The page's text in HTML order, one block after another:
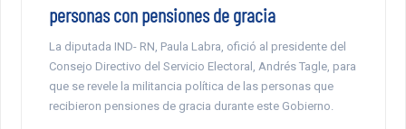
personas con pensiones de gracia
La diputada IND- RN, Paula Labra, ofició al presidente del
Consejo Directivo del Servicio Electoral, Andrés Tagle, para
que se revele la militancia política de las personas que
recibieron pensiones de gracia durante este Gobierno.